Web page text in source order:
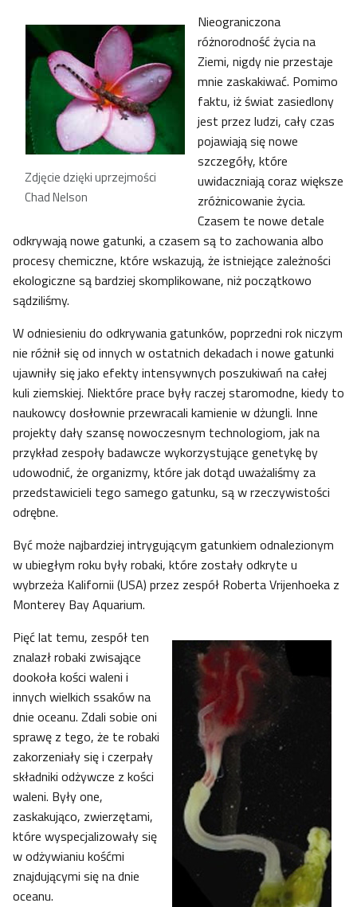
Zdjęcie dzięki uprzejmości
Chad Nelson
Nieograniczona
różnorodność życia na
Ziemi, nigdy nie przestaje
mnie zaskakiwać. Pomimo
faktu, iż świat zasiedlony
jest przez ludzi, cały czas
pojawiają się nowe
szczegóły, które
uwidaczniają coraz większe
zróżnicowanie życia.
Czasem te nowe detale
odkrywają nowe gatunki, a czasem są to zachowania albo
procesy chemiczne, które wskazują, że istniejące zależności
ekologiczne są bardziej skomplikowane, niż początkowo
sądziliśmy.
W odniesieniu do odkrywania gatunków, poprzedni rok niczym
nie różnił się od innych w ostatnich dekadach i nowe gatunki
ujawniły się jako efekty intensywnych poszukiwań na całej
kuli ziemskiej. Niektóre prace były raczej staromodne, kiedy to
naukowcy dosłownie przewracali kamienie w dżungli. Inne
projekty dały szansę nowoczesnym technologiom, jak na
przykład zespoły badawcze wykorzystujące genetykę by
udowodnić, że organizmy, które jak dotąd uważaliśmy za
przedstawicieli tego samego gatunku, są w rzeczywistości
odrębne.
Być może najbardziej intrygującym gatunkiem odnalezionym
w ubiegłym roku były robaki, które zostały odkryte u
wybrzeża Kalifornii (USA) przez zespół Roberta Vrijenhoeka z
Monterey Bay Aquarium.
Pięć lat temu, zespół ten
znalazł robaki zwisające
dookoła kości waleni i
innych wielkich ssaków na
dnie oceanu. Zdali sobie oni
sprawę z tego, że te robaki
zakorzeniały się i czerpały
składniki odżywcze z kości
waleni. Były one,
zaskakująco, zwierzętami,
które wyspecjalizowały się
w odżywianiu kośćmi
znajdującymi się na dnie
oceanu.